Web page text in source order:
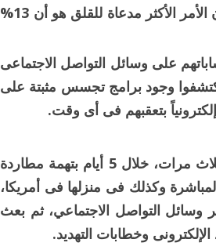
الاستطلاع رسائل إلكترونية أو نصية غير مرغوب فيها، وكان الأمر الأكثر مدعاة للقلق هو أن 13%
على وسائل التواصل الاجتماعى
وجود برامج تجسس مثبتة على
بتعقبهم فى أى وقت.
وفى شهر مارس الماضى وحده، ألقى القبض على رجل ثلاث مرات، خلال 5 أيام بتهمة مطاردة
وكذلك فى منزلها فى أمريكا،
وسائل التواصل الاجتماعي، ثم بعث
وخطابات التهديد.